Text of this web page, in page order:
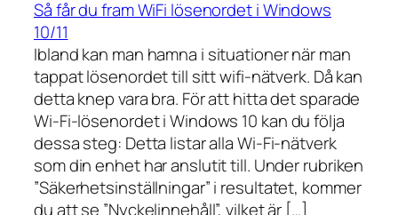
Så får du fram WiFi lösenordet i Windows
10/11
Ibland kan man hamna i situationer när man
tappat lösenordet till sitt wifi-nätverk. Då kan
detta knep vara bra. För att hitta det sparade
Wi-Fi-lösenordet i Windows 10 kan du följa
dessa steg: Detta listar alla Wi-Fi-nätverk
som din enhet har anslutit till. Under rubriken
”Säkerhetsinställningar” i resultatet, kommer
du att se ”Nyckelinnehåll”, vilket är […]